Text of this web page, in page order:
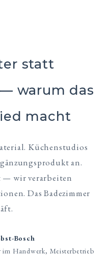
statt
warum das
macht
Küchenstudios
an.
— wir verarbeiten
Das Badezimmer
Bosch
Handwerk, Meisterbetrieb